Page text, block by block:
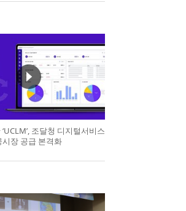
조달청 디지털서비스
장 공급 본격화